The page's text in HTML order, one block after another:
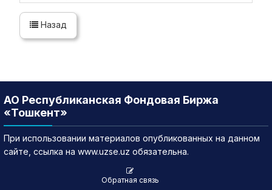
Назад
АО Республиканская Фондовая Биржа
«Тошкент»
При использовании материалов опубликованных на данном
сайте, ссылка на www.uzse.uz обязательна.
Обратная связь